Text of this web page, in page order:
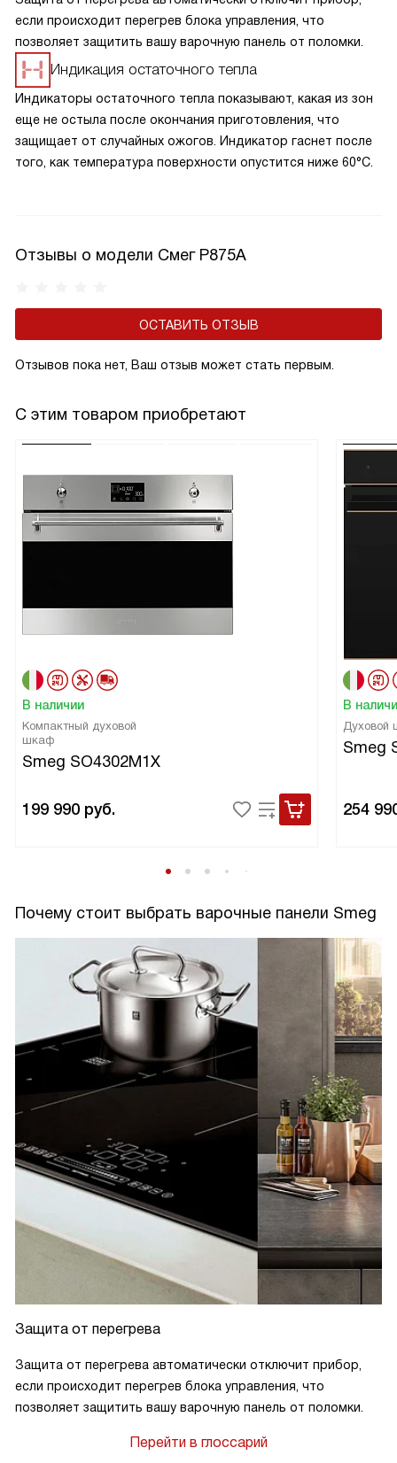
если происходит перегрев блока управления, что
позволяет защитить вашу варочную панель от поломки.
Индикация остаточного тепла
Индикаторы остаточного тепла показывают, какая из зон
еще не остыла после окончания приготовления, что
защищает от случайных ожогов. Индикатор гаснет после
того, как температура поверхности опустится ниже 60°С.
Отзывы о модели Смег P875A
ОСТАВИТЬ ОТЗЫВ
Отзывов пока нет, Ваш отзыв может стать первым.
С этим товаром приобретают
В наличии
Компактный духовой
шкаф
Smeg SO4302M1X
199 990 руб.
В
Духовой
Smeg
254
Почему стоит выбрать варочные панели Smeg
Защита от перегрева
Защита от перегрева автоматически отключит прибор,
если происходит перегрев блока управления, что
позволяет защитить вашу варочную панель от поломки.
Перейти в глоссарий